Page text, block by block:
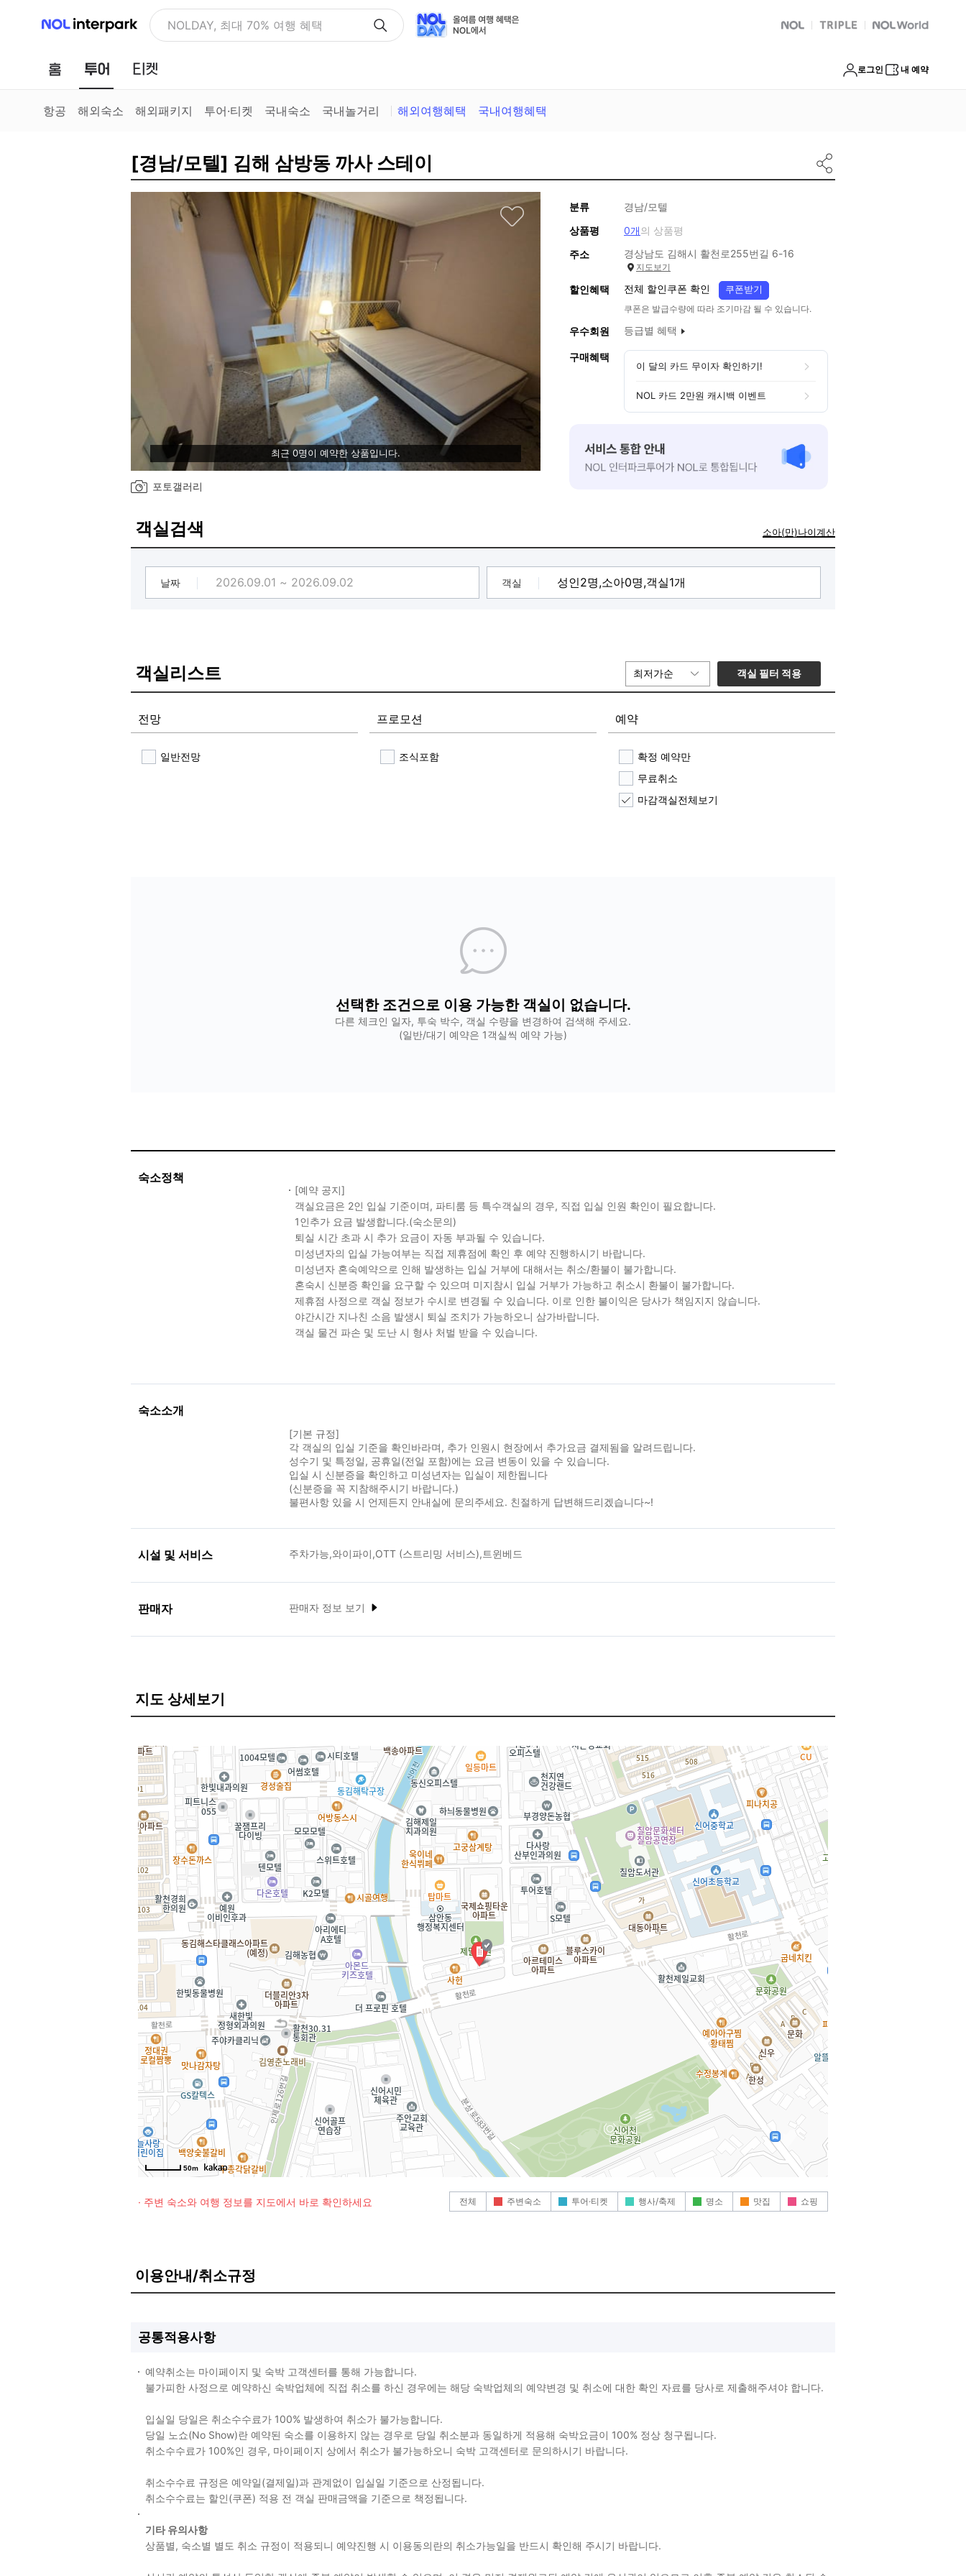
NOL 인터파크 NOLDAY, 최대 70% 여행 혜택 NOL 트리플 Global Interpark
홈 투어 로그인 내 예약
항공 해외숙소 해외패키지 투어·티켓 국내숙소 국내놀거리 해외여행혜택 국내여행혜택
[경남/모텔] 김해 삼방동 까사 스테이
최근 0명이 예약한 상품입니다.
포토갤러리
분류
경남/모텔
상품평
0개의 상품평
주소
경상남도 김해시 활천로255번길 6-16
지도보기
할인혜택 전체 할인쿠폰 확인 쿠폰받기
쿠폰은 발급수량에 따라 조기마감 될 수 있습니다.
우수회원 등급별 혜택
구매혜택
이 달의 카드 무이자 확인하기!
NOL 카드 2만원 캐시백 이벤트
객실검색 소아(만)나이계산
날짜 객실
객실리스트 최저가순 객실 필터 적용
전망
일반전망
프로모션
조식포함
예약
확정 예약만
무료취소
마감객실전체보기
선택한 조건으로 이용 가능한 객실이 없습니다.
다른 체크인 일자, 투숙 박수, 객실 수량을 변경하여 검색해 주세요.
(일반/대기 예약은 1객실씩 예약 가능)
숙소정책
[예약 공지]
객실요금은 2인 입실 기준이며, 파티룸 등 특수객실의 경우, 직접 입실 인원 확인이 필요합니다.
1인추가 요금 발생합니다.(숙소문의)
퇴실 시간 초과 시 추가 요금이 자동 부과될 수 있습니다.
미성년자의 입실 가능여부는 직접 제휴점에 확인 후 예약 진행하시기 바랍니다.
미성년자 혼숙예약으로 인해 발생하는 입실 거부에 대해서는 취소/환불이 불가합니다.
혼숙시 신분증 확인을 요구할 수 있으며 미지참시 입실 거부가 가능하고 취소시 환불이 불가합니다.
제휴점 사정으로 객실 정보가 수시로 변경될 수 있습니다. 이로 인한 불이익은 당사가 책임지지 않습니다.
야간시간 지나친 소음 발생시 퇴실 조치가 가능하오니 삼가바랍니다.
객실 물건 파손 및 도난 시 형사 처벌 받을 수 있습니다.
숙소소개
[기본 규정]
각 객실의 입실 기준을 확인바라며, 추가 인원시 현장에서 추가요금 결제됨을 알려드립니다.
성수기 및 특정일, 공휴일(전일 포함)에는 요금 변동이 있을 수 있습니다.
입실 시 신분증을 확인하고 미성년자는 입실이 제한됩니다
(신분증을 꼭 지참해주시기 바랍니다.)
불편사항 있을 시 언제든지 안내실에 문의주세요. 친절하게 답변해드리겠습니다~!
시설 및 서비스 주차가능,와이파이,OTT (스트리밍 서비스),트윈베드
판매자 판매자 정보 보기
지도 상세보기
50m
· 주변 숙소와 여행 정보를 지도에서 바로 확인하세요 전체 주변숙소 투어·티켓 행사/축제 명소 맛집 쇼핑
이용안내/취소규정
공통적용사항
예약취소는 마이페이지 및 숙박 고객센터를 통해 가능합니다.
불가피한 사정으로 예약하신 숙박업체에 직접 취소를 하신 경우에는 해당 숙박업체의 예약변경 및 취소에 대한 확인 자료를 당사로 제출해주셔야 합니다.
입실일 당일은 취소수수료가 100% 발생하여 취소가 불가능합니다.
당일 노쇼(No Show)란 예약된 숙소를 이용하지 않는 경우로 당일 취소분과 동일하게 적용해 숙박요금이 100% 정상 청구됩니다.
취소수수료가 100%인 경우, 마이페이지 상에서 취소가 불가능하오니 숙박 고객센터로 문의하시기 바랍니다.
취소수수료 규정은 예약일(결제일)과 관계없이 입실일 기준으로 산정됩니다.
취소수수료는 할인(쿠폰) 적용 전 객실 판매금액을 기준으로 책정됩니다.
기타 유의사항
상품별, 숙소별 별도 취소 규정이 적용되니 예약진행 시 이용동의란의 취소가능일을 반드시 확인해 주시기 바랍니다.